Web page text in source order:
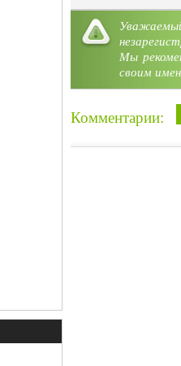
Мы
своим
Комментарии: